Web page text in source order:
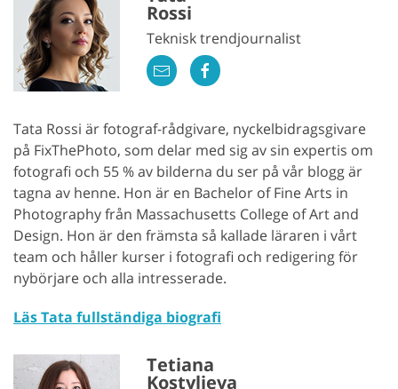
Rossi
Teknisk trendjournalist
Tata Rossi är fotograf-rådgivare, nyckelbidragsgivare
på FixThePhoto, som delar med sig av sin expertis om
fotografi och 55 % av bilderna du ser på vår blogg är
tagna av henne. Hon är en Bachelor of Fine Arts in
Photography från Massachusetts College of Art and
Design. Hon är den främsta så kallade läraren i vårt
team och håller kurser i fotografi och redigering för
nybörjare och alla intresserade.
Läs Tata fullständiga biografi
Tetiana
Kostylieva